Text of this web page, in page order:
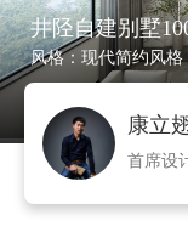
井陉自建别墅
风格： 现代简约风格
康立
首席设